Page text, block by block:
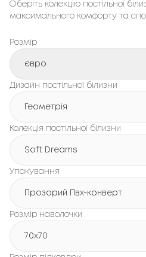
Оберіть колекцію постільної
максимального комфорту та
Розмір
євро
Дизайн постільної білизни
Геометрія
Колекція постільної білизни
Soft Dreams
Упакування
Прозорий Пвх-конверт
Розмір наволочки
70x70